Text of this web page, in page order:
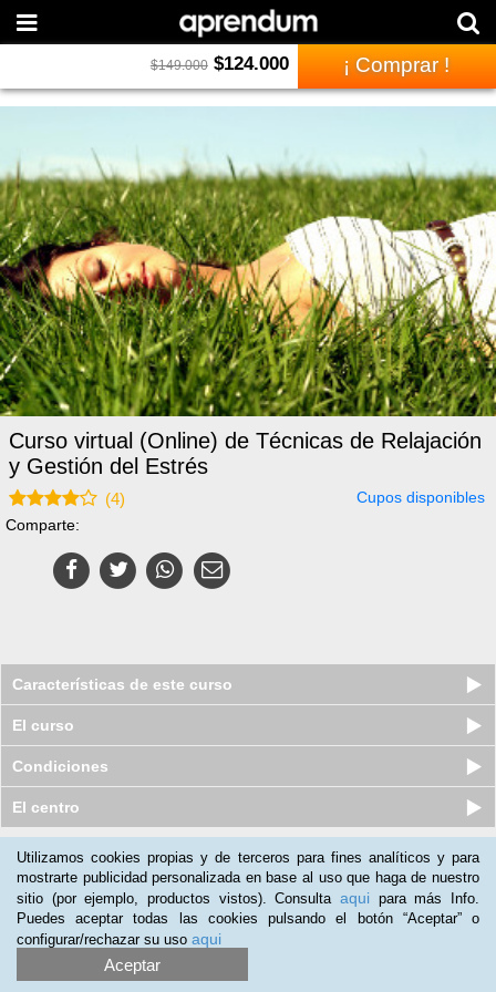
$149.000 $124.000 ¡ Comprar !
Curso virtual (Online) de Técnicas de Relajación
y Gestión del Estrés
(4)
Cupos disponibles
Comparte:
Características de este curso
El curso
Condiciones
El centro
Nuestros clientes opinan:
Antonio Trujillo(06-02-2016)
Lo he visto muy por encima ya que ha sido para un regalo y sé
perfectamente que cumple con lo necesario para gestionar el
Estrés y que la utilización de Técnicas de Relajación funcionan,
Utilizamos cookies propias y de terceros para fines analíticos y para
mostrarte publicidad personalizada en base al uso que haga de nuestro
sitio (por ejemplo, productos vistos). Consulta aqui para más Info.
Puedes aceptar todas las cookies pulsando el botón “Aceptar” o
configurar/rechazar su uso aqui
Aceptar